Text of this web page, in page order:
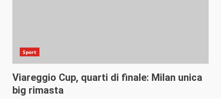
Sport
Viareggio Cup, quarti di finale: Milan unica
big rimasta